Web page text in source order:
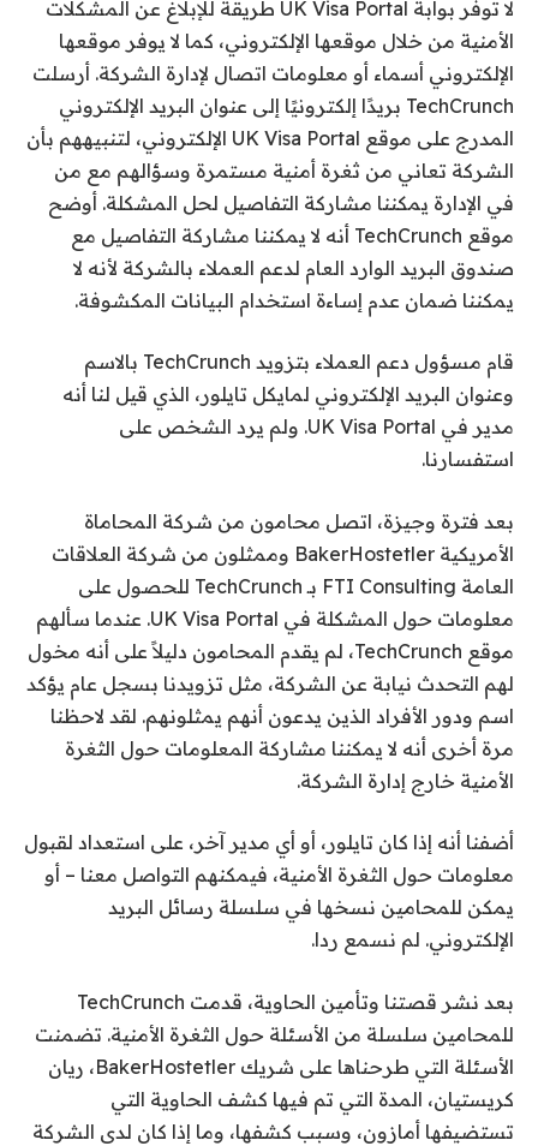
لا توفر بوابة UK Visa Portal طريقة للإبلاغ عن المشكلات
الأمنية من خلال موقعها الإلكتروني، كما لا يوفر موقعها
الإلكتروني أسماء أو معلومات اتصال لإدارة الشركة. أرسلت
TechCrunch بريدًا إلكترونيًا إلى عنوان البريد الإلكتروني
المدرج على موقع UK Visa Portal الإلكتروني، لتنبيههم بأن
الشركة تعاني من ثغرة أمنية مستمرة وسؤالهم مع من
في الإدارة يمكننا مشاركة التفاصيل لحل المشكلة. أوضح
موقع TechCrunch أنه لا يمكننا مشاركة التفاصيل مع
صندوق البريد الوارد العام لدعم العملاء بالشركة لأنه لا
يمكننا ضمان عدم إساءة استخدام البيانات المكشوفة.
قام مسؤول دعم العملاء بتزويد TechCrunch بالاسم
وعنوان البريد الإلكتروني لمايكل تايلور، الذي قيل لنا أنه
مدير في UK Visa Portal. ولم يرد الشخص على
استفسارنا.
بعد فترة وجيزة، اتصل محامون من شركة المحاماة
الأمريكية BakerHostetler وممثلون من شركة العلاقات
العامة FTI Consulting بـ TechCrunch للحصول على
معلومات حول المشكلة في UK Visa Portal. عندما سألهم
موقع TechCrunch، لم يقدم المحامون دليلاً على أنه مخول
لهم التحدث نيابة عن الشركة، مثل تزويدنا بسجل عام يؤكد
اسم ودور الأفراد الذين يدعون أنهم يمثلونهم. لقد لاحظنا
مرة أخرى أنه لا يمكننا مشاركة المعلومات حول الثغرة
الأمنية خارج إدارة الشركة.
أضفنا أنه إذا كان تايلور، أو أي مدير آخر، على استعداد لقبول
معلومات حول الثغرة الأمنية، فيمكنهم التواصل معنا – أو
يمكن للمحامين نسخها في سلسلة رسائل البريد
الإلكتروني. لم نسمع ردا.
بعد نشر قصتنا وتأمين الحاوية، قدمت TechCrunch
للمحامين سلسلة من الأسئلة حول الثغرة الأمنية. تضمنت
الأسئلة التي طرحناها على شريك BakerHostetler، ريان
كريستيان، المدة التي تم فيها كشف الحاوية التي
تستضيفها أمازون، وسبب كشفها، وما إذا كان لدى الشركة